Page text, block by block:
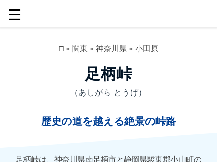
☰
□» 関東 » 神奈川県» 小田原
足柄峠
（あしがら とうげ）
歴史の道を越える絶景の峠路
足柄峠は、神奈川県南足柄市と静岡県駿東郡小山町の